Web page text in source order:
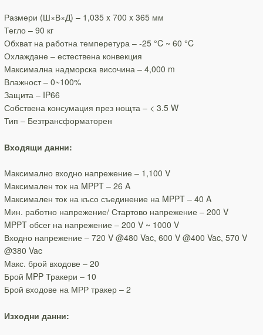
Размери (Ш×В×Д) – 1,035 x 700 x 365 мм
Тегло – 90 кг
Обхват на работна темперетура – -25 °C ~ 60 °C
Охлаждане – естествена конвекция
Максимална надморска височина – 4,000 m
Влажност – 0~100%
Защита – IP66
Собствена консумация през нощта – < 3.5 W
Тип – Безтрансформаторен
Входящи данни:
Максимално входно напрежение – 1,100 V
Максимален ток на MPPT – 26 A
Максимален ток на късо съединение на MPPT – 40 A
Мин. работно напрежение/ Стартово напрежение – 200 V
MPPT обсег на напрежение – 200 V ~ 1000 V
Входно напрежение – 720 V @480 Vac, 600 V @400 Vac, 570 V
@380 Vac
Макс. брой входове – 20
Брой MPP Тракери – 10
Брой входове на МРР тракер – 2
Изходни данни: